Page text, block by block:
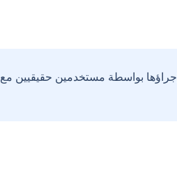
بواسطة مستخدمين حقيقيين مع